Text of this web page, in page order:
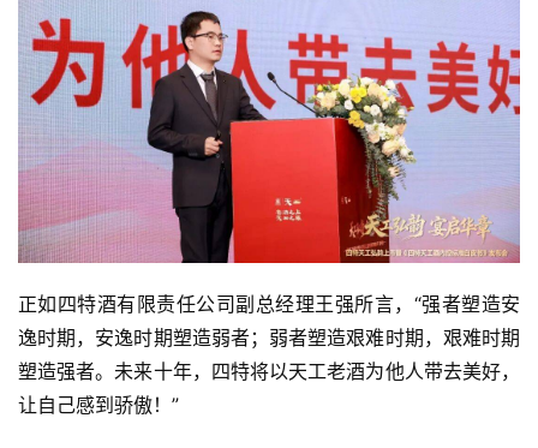
正如四特酒有限责任公司副总经理王强所言，“强者塑造安
逸时期，安逸时期塑造弱者；弱者塑造艰难时期，艰难时期
塑造强者。未来十年，四特将以天工老酒为他人带去美好，
让自己感到骄傲！”